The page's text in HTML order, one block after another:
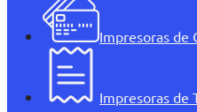
Impresoras de
Impresoras de